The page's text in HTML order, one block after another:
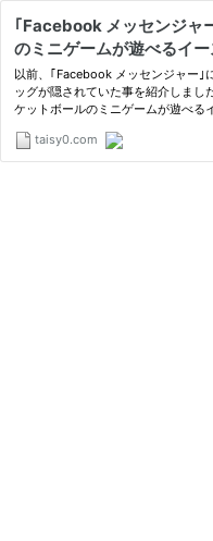
｢Facebook メッセンジャ
のミニゲームが遊べるイ
る | 気になる、記になる…
以前、｢Facebook メッセンジャー｣
ッグが隠されていた事を紹介しまし
ケットボールのミニゲームが遊べる
taisy0.com